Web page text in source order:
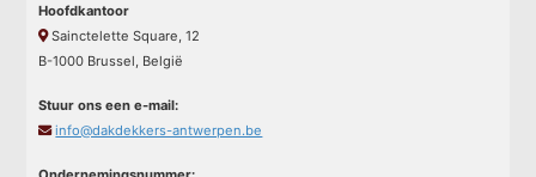
Hoofdkantoor
Sainctelette Square, 12
B-1000 Brussel, België
Stuur ons een e-mail:
info@dakdekkers-antwerpen.be